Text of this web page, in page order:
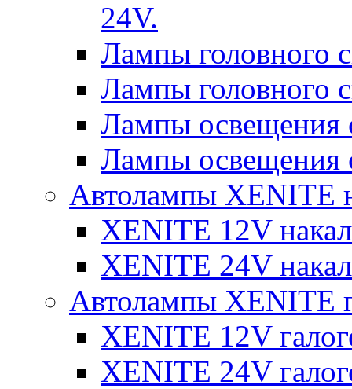
24V.
Лампы головного
Лампы головного
Лампы освещения
Лампы освещения
Автолампы XENITE
XENITE 12V
XENITE 24V
Автолампы XENITE
XENITE 12V
XENITE 24V